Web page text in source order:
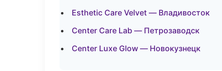
Esthetic Care Velvet — Владивосток
Center Care Lab — Петрозаводск
Center Luxe Glow — Новокузнецк